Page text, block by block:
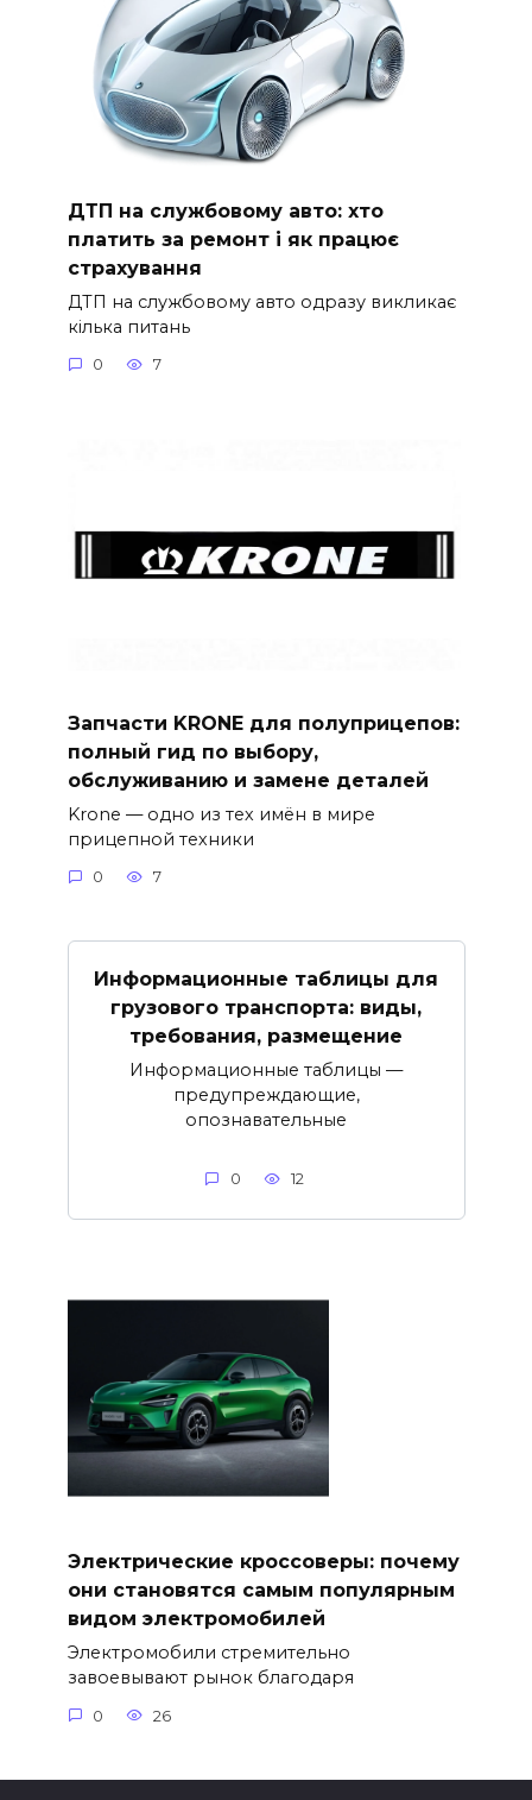
ДТП на службовому авто: хто
платить за ремонт і як працює
страхування
ДТП на службовому авто одразу викликає
кілька питань
0 7
Запчасти KRONE для полуприцепов:
полный гид по выбору,
обслуживанию и замене деталей
Krone — одно из тех имён в мире
прицепной техники
0 7
Информационные таблицы для
грузового транспорта: виды,
требования, размещение
Информационные таблицы —
предупреждающие,
опознавательные
0 12
Электрические кроссоверы: почему
они становятся самым популярным
видом электромобилей
Электромобили стремительно
завоевывают рынок благодаря
0 26